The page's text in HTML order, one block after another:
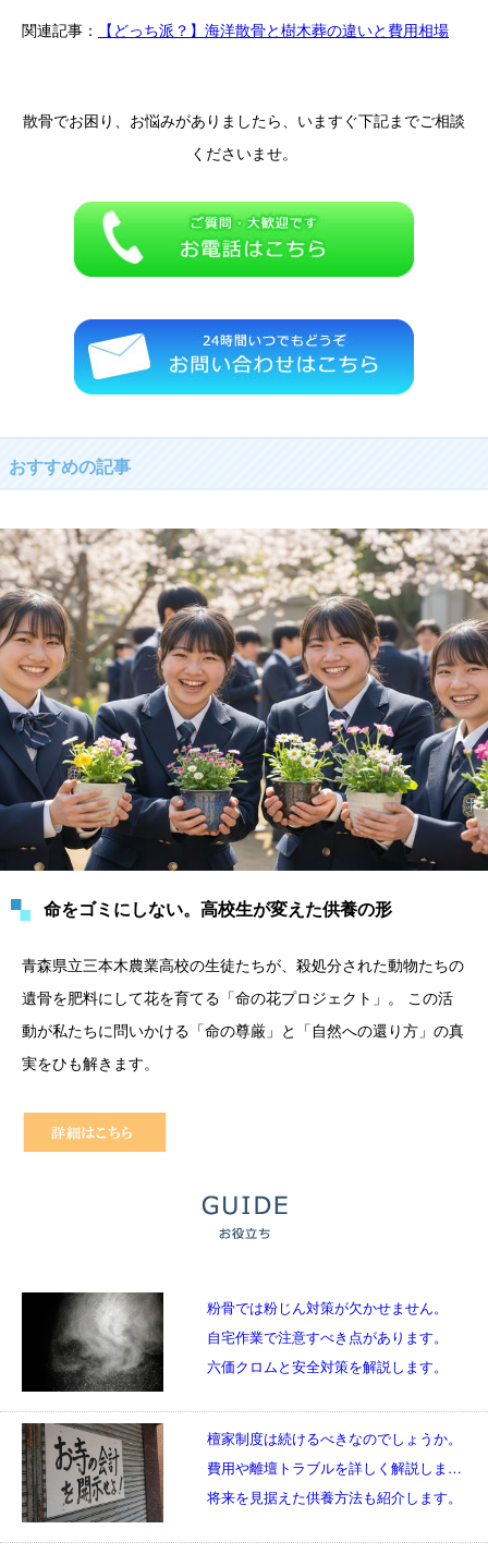
関連記事： 【どっち派？】海洋散骨と樹木葬の違いと費用相場
散骨でお困り、お悩みがありましたら、いますぐ下記までご相談
くださいませ。
おすすめの記事
命をゴミにしない。高校生が変えた供養の形
青森県立三本木農業高校の生徒たちが、殺処分された動物たちの
遺骨を肥料にして花を育てる「命の花プロジェクト」。 この活
動が私たちに問いかける「命の尊厳」と「自然への還り方」の真
実をひも解きます。
粉骨では粉じん対策が欠かせません。
自宅作業で注意すべき点があります。
六価クロムと安全対策を解説します。
檀家制度は続けるべきなのでしょうか。
費用や離壇トラブルを詳しく解説します。
将来を見据えた供養方法も紹介します。